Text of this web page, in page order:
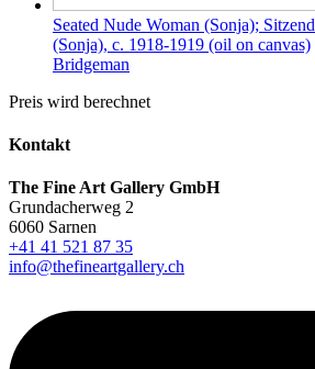
Seated Nude Woman (Sonja);
(Sonja), c. 1918-1919 (oil on canvas)
Bridgeman
Preis wird berechnet
Kontakt
The Fine Art Gallery GmbH
Grundacherweg 2
6060 Sarnen
+41 41 521 87 35
info@thefineartgallery.ch